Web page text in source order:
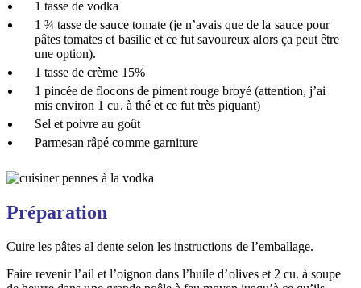
1 tasse de vodka
1 ¾ tasse de sauce tomate (je n’avais que de la sauce pour
pâtes tomates et basilic et ce fut savoureux alors ça peut être
une option).
1 tasse de crème 15%
1 pincée de flocons de piment rouge broyé (attention, j’ai
mis environ 1 cu. à thé et ce fut très piquant)
Sel et poivre au goût
Parmesan râpé comme garniture
Préparation
Cuire les pâtes al dente selon les instructions de l’emballage.
Faire revenir l’ail et l’oignon dans l’huile d’olives et 2 cu. à soupe